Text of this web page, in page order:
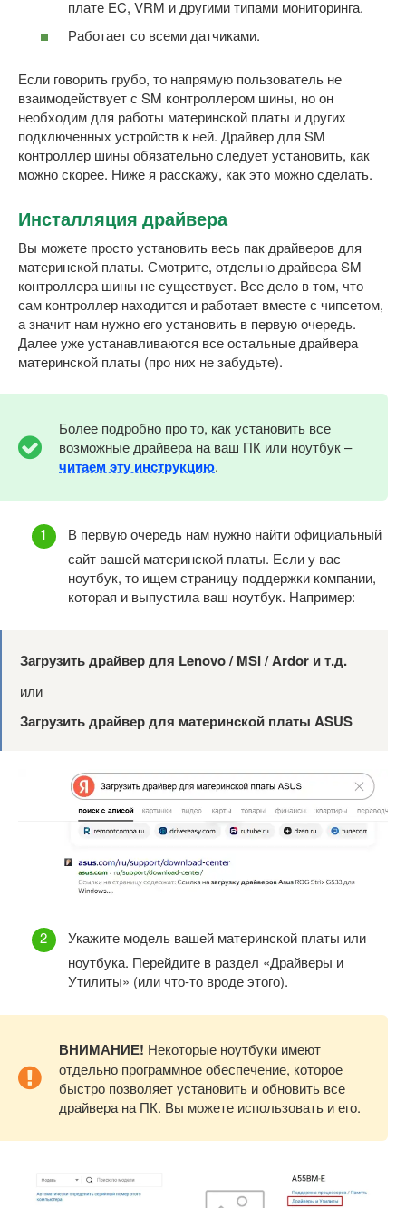
плате EC, VRM и другими типами мониторинга.
Работает со всеми датчиками.
Если говорить грубо, то напрямую пользователь не
взаимодействует с SM контроллером шины, но он
необходим для работы материнской платы и других
подключенных устройств к ней. Драйвер для SM
контроллер шины обязательно следует установить, как
можно скорее. Ниже я расскажу, как это можно сделать.
Инсталляция драйвера
Вы можете просто установить весь пак драйверов для
материнской платы. Смотрите, отдельно драйвера SM
контроллера шины не существует. Все дело в том, что
сам контроллер находится и работает вместе с чипсетом,
а значит нам нужно его установить в первую очередь.
Далее уже устанавливаются все остальные драйвера
материнской платы (про них не забудьте).
Более подробно про то, как установить все
возможные драйвера на ваш ПК или ноутбук –
читаем эту инструкцию.
В первую очередь нам нужно найти официальный
сайт вашей материнской платы. Если у вас
ноутбук, то ищем страницу поддержки компании,
которая и выпустила ваш ноутбук. Например:
Загрузить драйвер для Lenovo /MSI /Ardor и т.д.
или
Загрузить драйвер для материнской платы ASUS
Укажите модель вашей материнской платы или
ноутбука. Перейдите в раздел «Драйверы и
Утилиты» (или что-то вроде этого).
ВНИМАНИЕ! Некоторые ноутбуки имеют
отдельно программное обеспечение, которое
быстро позволяет установить и обновить все
драйвера на ПК. Вы можете использовать и его.